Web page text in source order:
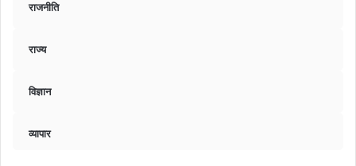
राजनीति
राज्य
विज्ञान
व्यापार